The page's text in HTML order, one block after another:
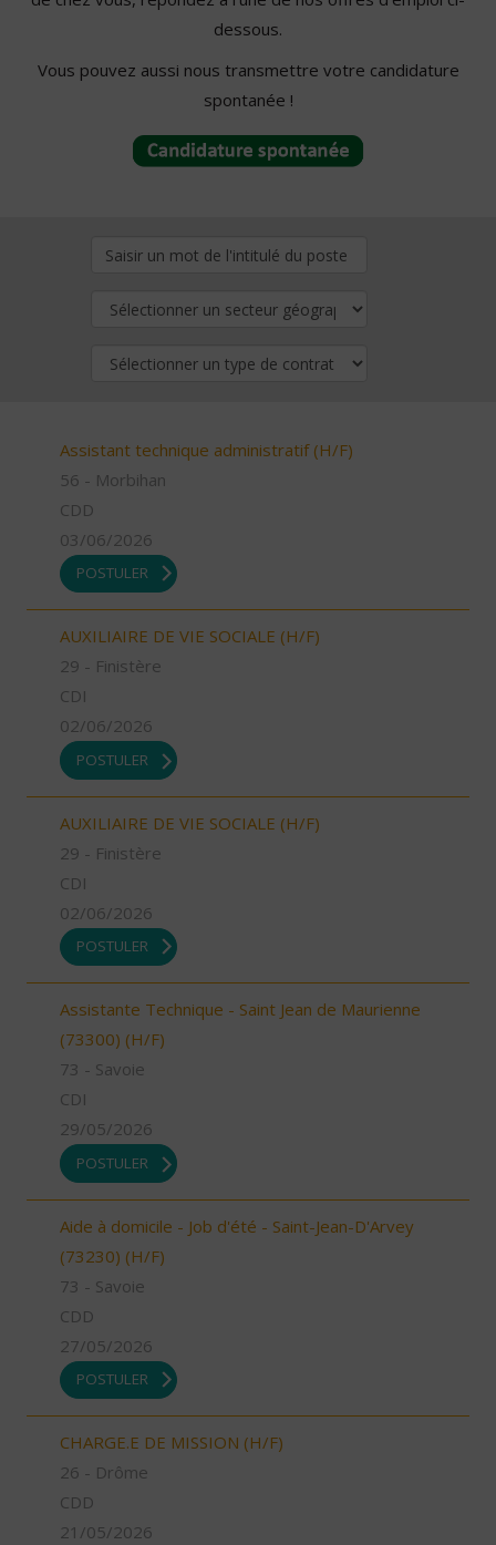
dessous.
Vous pouvez aussi nous transmettre votre candidature
spontanée !
Assistant technique administratif (H/F)
56 - Morbihan
CDD
03/06/2026
POSTULER
AUXILIAIRE DE VIE SOCIALE (H/F)
29 - Finistère
CDI
02/06/2026
POSTULER
AUXILIAIRE DE VIE SOCIALE (H/F)
29 - Finistère
CDI
02/06/2026
POSTULER
Assistante Technique - Saint Jean de Maurienne
(73300) (H/F)
73 - Savoie
CDI
29/05/2026
POSTULER
Aide à domicile - Job d'été - Saint-Jean-D'Arvey
(73230) (H/F)
73 - Savoie
CDD
27/05/2026
POSTULER
CHARGE.E DE MISSION (H/F)
26 - Drôme
CDD
21/05/2026